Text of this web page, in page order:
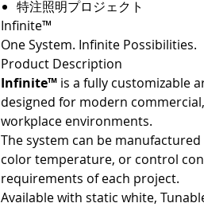
特注照明プロジェクト
Infinite™
One System. Infinite Possibilities.
Product Description
Infinite™ is a fully customizable
designed for modern
workplace environments.
The system can be
color temperature, or control
requirements of each project.
Available with static white,